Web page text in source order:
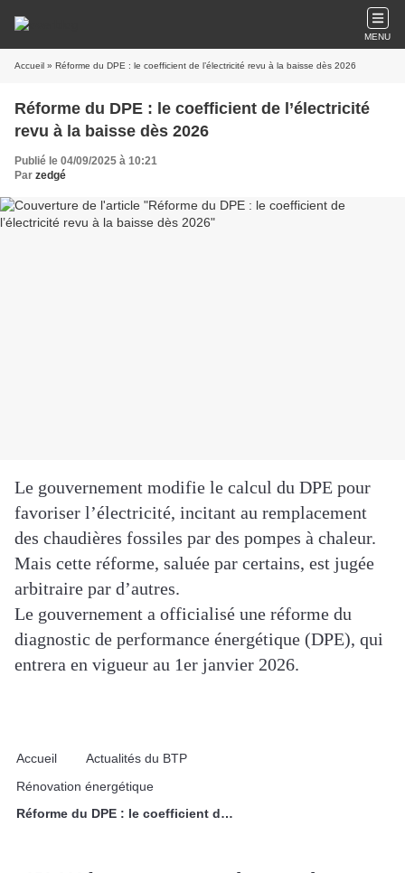
MENU
Accueil » Réforme du DPE : le coefficient de l’électricité revu à la baisse dès 2026
Réforme du DPE : le coefficient de l’électricité
revu à la baisse dès 2026
Publié le 04/09/2025 à 10:21
Par zedgé
Le gouvernement modifie le calcul du DPE pour
favoriser l’électricité, incitant au remplacement
des chaudières fossiles par des pompes à chaleur.
Mais cette réforme, saluée par certains, est jugée
arbitraire par d’autres.
Le gouvernement a officialisé une réforme du
diagnostic de performance énergétique (DPE), qui
entrera en vigueur au 1er janvier 2026.
Accueil
Actualités du BTP
Rénovation énergétique
Réforme du DPE : le coefficient de l’électricité revu à la baisse dès 2026